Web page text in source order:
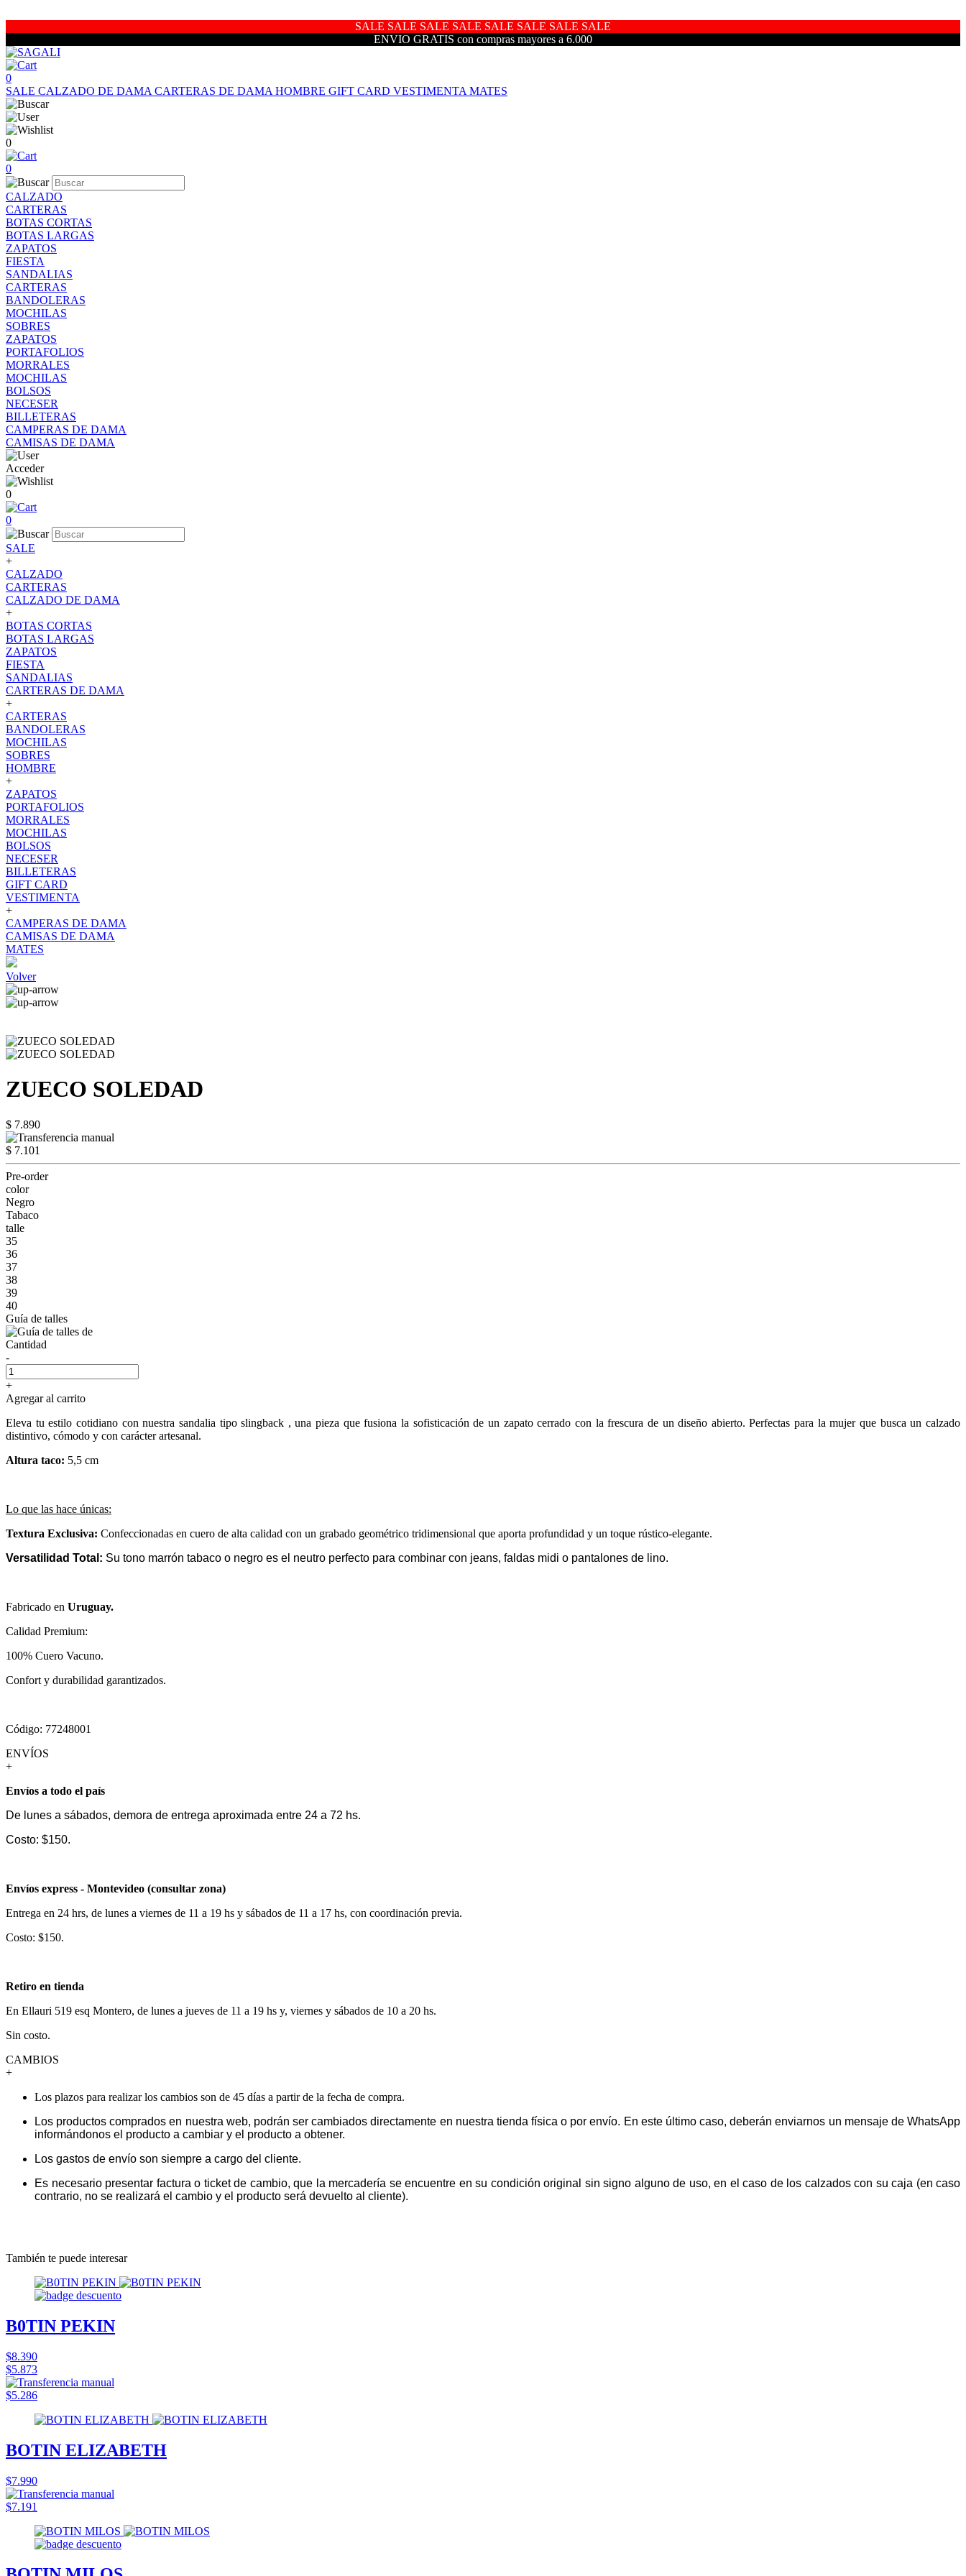
SALE SALE SALE SALE SALE SALE SALE SALE
ENVIO GRATIS con compras mayores a 6.000
0
SALE CALZADO DE DAMA CARTERAS DE DAMA HOMBRE GIFT CARD VESTIMENTA MATES
0
0
CALZADO
CARTERAS
BOTAS CORTAS
BOTAS LARGAS
ZAPATOS
FIESTA
SANDALIAS
CARTERAS
BANDOLERAS
MOCHILAS
SOBRES
ZAPATOS
PORTAFOLIOS
MORRALES
MOCHILAS
BOLSOS
NECESER
BILLETERAS
CAMPERAS DE DAMA
CAMISAS DE DAMA
Acceder
0
0
SALE
+
CALZADO
CARTERAS
CALZADO DE DAMA
+
BOTAS CORTAS
BOTAS LARGAS
ZAPATOS
FIESTA
SANDALIAS
CARTERAS DE DAMA
+
CARTERAS
BANDOLERAS
MOCHILAS
SOBRES
HOMBRE
+
ZAPATOS
PORTAFOLIOS
MORRALES
MOCHILAS
BOLSOS
NECESER
BILLETERAS
GIFT CARD
VESTIMENTA
+
CAMPERAS DE DAMA
CAMISAS DE DAMA
MATES
Volver
ZUECO SOLEDAD
$ 7.890
$ 7.101
Pre-order
color
Negro
Tabaco
talle
35
36
37
38
39
40
Guía de talles
Cantidad
-
+
Agregar al carrito
Eleva tu estilo cotidiano con nuestra sandalia tipo slingback , una pieza que fusiona la sofisticación de un zapato cerrado con la frescura de un diseño abierto. Perfectas para la mujer que busca un calzado
distintivo, cómodo y con carácter artesanal.
Altura taco: 5,5 cm
Lo que las hace únicas:
Textura Exclusiva: Confeccionadas en cuero de alta calidad con un grabado geométrico tridimensional que aporta profundidad y un toque rústico-elegante.
Versatilidad Total: Su tono marrón tabaco o negro es el neutro perfecto para combinar con jeans, faldas midi o pantalones de lino.
Fabricado en Uruguay.
Calidad Premium:
100% Cuero Vacuno.
Confort y durabilidad garantizados.
Código: 77248001
ENVÍOS
+
Envíos a todo el país
De lunes a sábados, demora de entrega aproximada entre 24 a 72 hs.
Costo: $150.
Envíos express - Montevideo (consultar zona)
Entrega en 24 hrs, de lunes a viernes de 11 a 19 hs y sábados de 11 a 17 hs, con coordinación previa.
Costo: $150.
Retiro en tienda
En Ellauri 519 esq Montero, de lunes a jueves de 11 a 19 hs y, viernes y sábados de 10 a 20 hs.
Sin costo.
CAMBIOS
+
Los plazos para realizar los cambios son de 45 días a partir de la fecha de compra.
Los productos comprados en nuestra web, podrán ser cambiados directamente en nuestra tienda física o por envío. En este último caso, deberán enviarnos un mensaje de WhatsApp
informándonos el producto a cambiar y el producto a obtener.
Los gastos de envío son siempre a cargo del cliente.
Es necesario presentar factura o ticket de cambio, que la mercadería se encuentre en su condición original sin signo alguno de uso, en el caso de los calzados con su caja (en caso
contrario, no se realizará el cambio y el producto será devuelto al cliente).
También te puede interesar
B0TIN PEKIN
$8.390
$5.873
$5.286
BOTIN ELIZABETH
$7.990
$7.191